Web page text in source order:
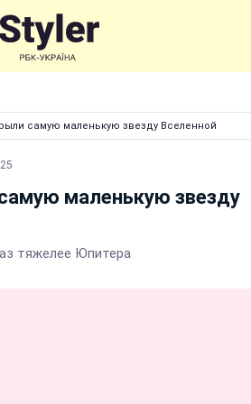
самую маленькую звезду Вселенной
маленькую звезду
тяжелее Юпитера